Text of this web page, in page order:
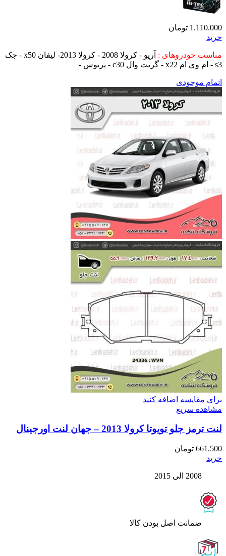
1.110.000 تومان
خرید
مناسب خودروهای :
آریو - کرولا 2008 - کرولا 2013- لیفان x50 - جک
s3 - ام وی ام x22 - گریت وال c30 - پریوس -
اتمام موجودی
برای مقایسه اضافه کنید
مشاهده سریع
لنت ترمز جلو تویوتا کرولا 2013 – جهان لنت اورجینال
661.500 تومان
خرید
2008 الی 2015
ﺿﻤﺎﻧﺖ اﺻﻞ ﺑﻮدن ﮐﺎﻟﺎ